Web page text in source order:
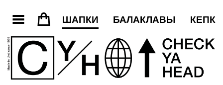
= 3 ШАПКИ БАЛАКЛАВЫ КЕПКИ